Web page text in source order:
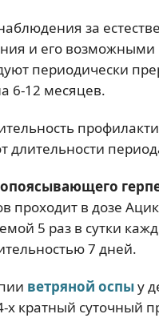
за
и его
периодически
6-12 месяцев.
длительности
опоясывающего
проходит в дозе
5 раз в сутки
7 дней.
ветряной оспыу
х кратный суточный